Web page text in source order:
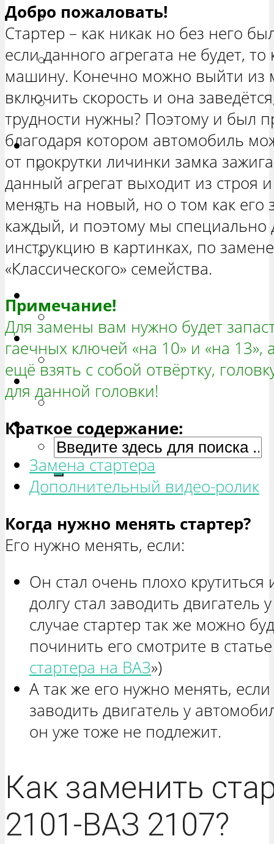
РЕМОНТ ВАЗ 2170 «ПРИОРА
СЕДАН»
РЕМОНТ ВАЗ 2171 «ПРИОРА
УНИВЕРСАЛ»
РЕМОНТ ВАЗ 2172 «ПРИОРА
ХЕТЧБЭК»
Нива
РЕМОНТ ВАЗ 21213 «НИВА
ТРЕХ-ДВЕРНАЯ»
ВАЗ 21214 «НИВА ТРЕХ-
ДВЕРНАЯ»
РЕМОНТ ВАЗ 2131 «НИВА
ЧЕТЫРЕХ-ДВЕРНАЯ»
РЕМОНТ ВАЗ 2190 «ГРАНТА»
Ока
РЕМОНТ ВАЗ 1111 «ОКА»
Ларгус
РЕМОНТ ЛАДА ЛАРГУС
Добро пожаловать!
Стартер – как никак но без него
если данного агрегата не будет, то
машину. Конечно можно выйти из
включить скорость и она
трудности нужны? Поэтому и был
благодаря котором автомобиль
от прокрутки личинки замка
данный агрегат выходит из строя
менять на новый, но о том как его
каждый, и поэтому мы специально
инструкцию в картинках, по
«Классического» семейства.
Примечание!
Для замены вам нужно будет
гаечных ключей «на 10» и «на 13»,
ещё взять с собой отвёртку,
для данной головки!
Краткое содержание:
Замена стартера
Дополнительный видео-ролик
Когда нужно менять стартер?
Его нужно менять, если:
Он стал очень плохо
долгу стал заводить
случае стартер так же можно
починить его смотрите в
стартера на ВАЗ»)
А так же его нужно менять,
заводить двигатель у
он уже тоже не подлежит.
Как заменить
2101-ВАЗ 2107?